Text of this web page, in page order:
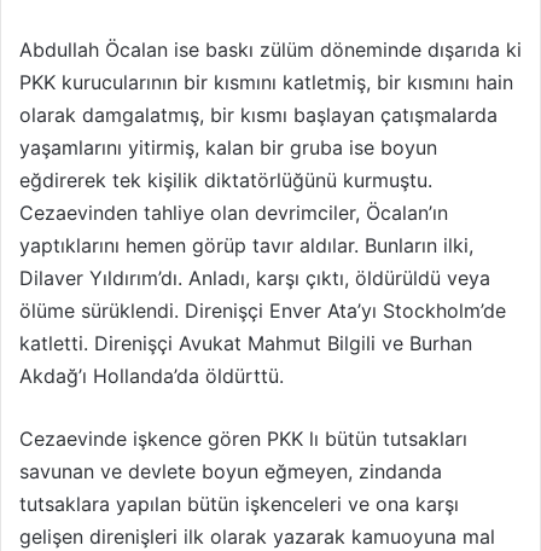
Abdullah Öcalan ise baskı zülüm döneminde dışarıda ki
PKK kurucularının bir kısmını katletmiş, bir kısmını hain
olarak damgalatmış, bir kısmı başlayan çatışmalarda
yaşamlarını yitirmiş, kalan bir gruba ise boyun
eğdirerek tek kişilik diktatörlüğünü kurmuştu.
Cezaevinden tahliye olan devrimciler, Öcalan’ın
yaptıklarını hemen görüp tavır aldılar. Bunların ilki,
Dilaver Yıldırım’dı. Anladı, karşı çıktı, öldürüldü veya
ölüme sürüklendi. Direnişçi Enver Ata’yı Stockholm’de
katletti. Direnişçi Avukat Mahmut Bilgili ve Burhan
Akdağ’ı Hollanda’da öldürttü.
Cezaevinde işkence gören PKK lı bütün tutsakları
savunan ve devlete boyun eğmeyen, zindanda
tutsaklara yapılan bütün işkenceleri ve ona karşı
gelişen direnişleri ilk olarak yazarak kamuoyuna mal